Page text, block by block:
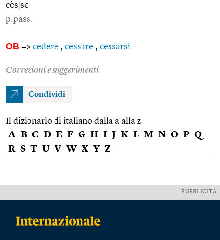
cès so
p.pass.
OB => cedere , cessare , cessarsi
Correzioni e suggerimenti
Condividi
Il dizionario di italiano dalla a alla z
A B C D E F G H I J K L M N O P Q
R S T U V W X Y Z
PUBBLICITÀ